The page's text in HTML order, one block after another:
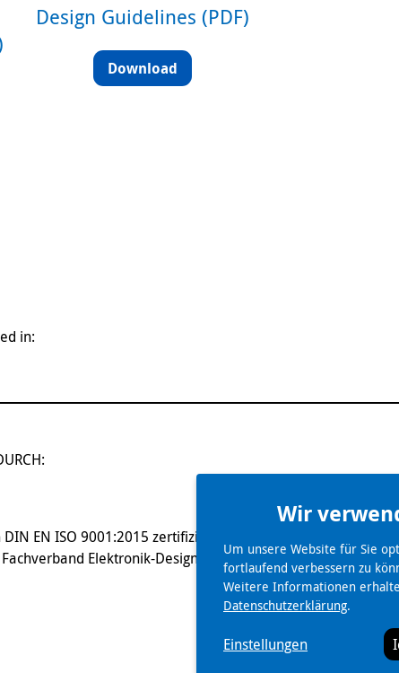
Design Guidelines (PDF)
Download
in:
EN ISO 9001:2015 zertifiziert
Elektronik-Design
Impressum Datenschutz
Wir
Um unsere Website für Sie
fortlaufend verbessern zu
Weitere Informationen
Datenschutzerklärung.
Einstellungen